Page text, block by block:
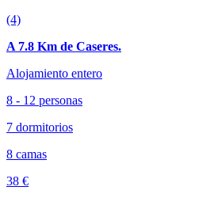
(4)
A 7.8 Km de Caseres.
Alojamiento entero
8 - 12 personas
7 dormitorios
8 camas
38 €